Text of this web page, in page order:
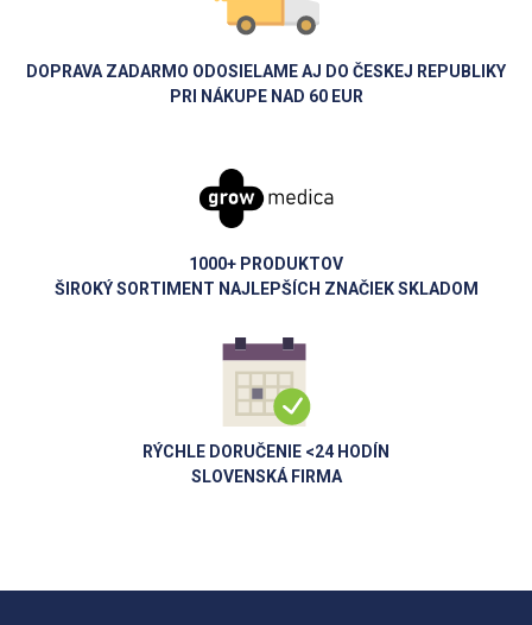
DOPRAVA ZADARMO ODOSIELAME AJ DO ČESKEJ REPUBLIKY
PRI NÁKUPE NAD 60 EUR
1000+ PRODUKTOV
ŠIROKÝ SORTIMENT NAJLEPŠÍCH ZNAČIEK SKLADOM
RÝCHLE DORUČENIE <24 HODÍN
SLOVENSKÁ FIRMA